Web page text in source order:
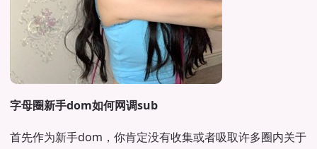
字母圈新手dom如何网调sub
首先作为新手dom，你肯定没有收集或者吸取许多圈内关于